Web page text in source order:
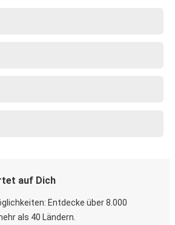
auf Dich
Entdecke über 8.000
als 40 Ländern.